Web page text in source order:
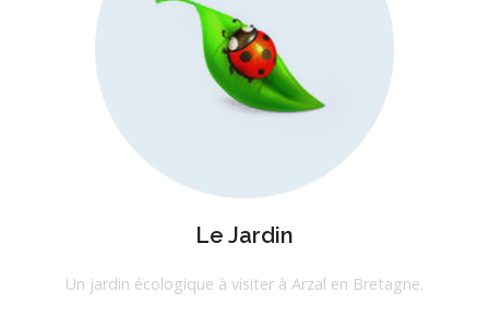
Le Jardin
Un jardin écologique à visiter à Arzal en Bretagne.